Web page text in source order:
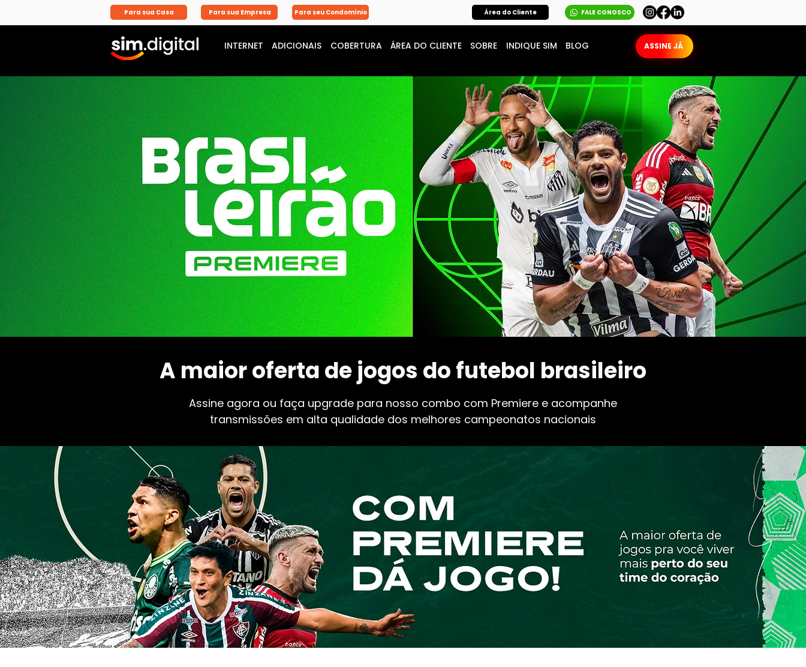
Para sua Casa Para sua Empresa Para seu Condomínio Área do Cliente FALE CONOSCO
INTERNET ADICIONAIS COBERTURA ÁREA DO CLIENTE SOBRE INDIQUE SIM BLOG ASSINE JÁ
A maior oferta de jogos do futebol brasileiro
Assine agora ou faça upgrade para nosso combo com Premiere e acompanhe
transmissões em alta qualidade dos melhores campeonatos nacionais